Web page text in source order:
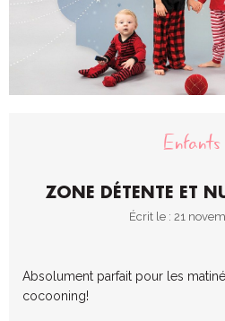
Enfants
ZONE DÉTENTE ET
Écrit le : 21
Absolument parfait pour les
cocooning!